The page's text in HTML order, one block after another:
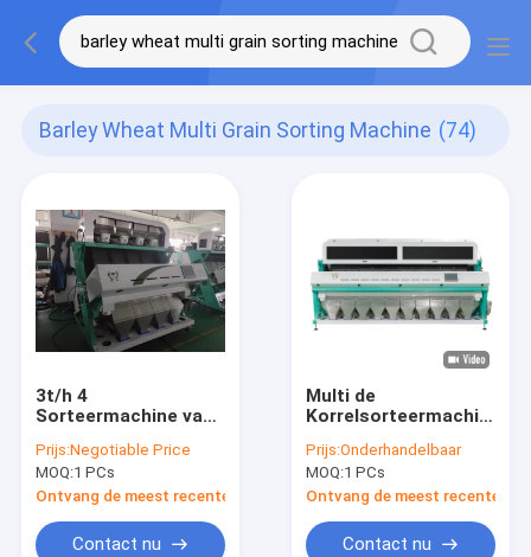
Barley Wheat Multi Grain Sorting Machine (74)
3t/h 4
Sorteermachine van
Multikorrel voor
Gersttarwe
Prijs:Negotiable Price
MOQ:1 PCs
Ontvang de meest recente Prijs
Contact nu
Multi de
Korrelsorteermachine
Hellingen 640
Kanalen
Prijs:Onderhandelbaar
MOQ:1 PCs
Ontvang de meest recente
Contact nu